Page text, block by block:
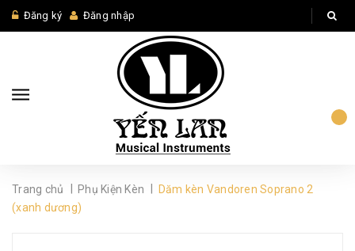
Đăng ký Đăng nhập
Trang chủ Phụ Kiện Kèn
Dăm kèn Vandoren Soprano 2
(xanh dương)